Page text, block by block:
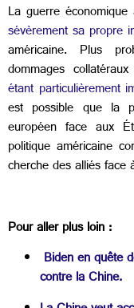
La guerre
sévèrement sa propre
américaine. Plus
dommages
étant particulièrement
est possible que la
européen face aux
politique américaine
cherche des alliés face
Pour aller plus loin :
Biden en quête
contre la Chine.